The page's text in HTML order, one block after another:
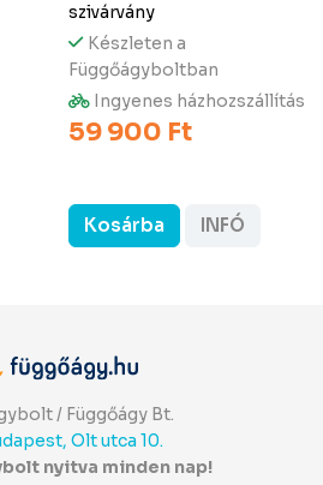
szivárvány
Készleten a
Függőágyboltban
Ingyenes házhozszállítás
59 900 Ft
Kosárba INFÓ
/ Függőágy Bt.
Olt utca 10.
nyitva minden nap!